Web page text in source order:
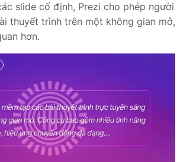
slide cố định, Prezi cho phép người
thuyết trình trên một không gian mở,
hơn.